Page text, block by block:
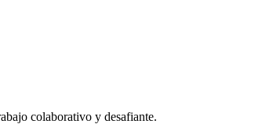
colaborativo y desafiante.